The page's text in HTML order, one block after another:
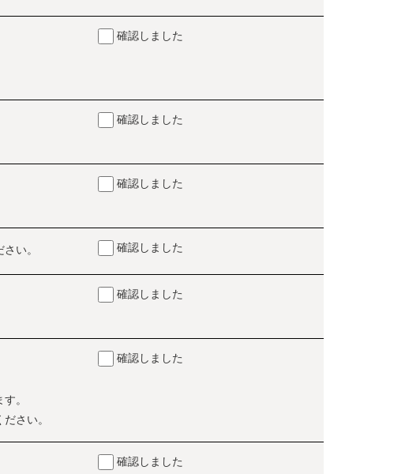
確認しました
確認しました
確認しました
い。 確認しました
確認しました
。
さい。
確認しました
確認しました